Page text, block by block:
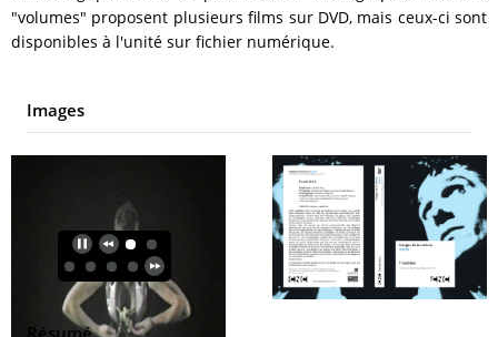
"volumes" proposent plusieurs films sur DVD, mais ceux-ci sont
disponibles à l'unité sur fichier numérique.
Images
Résumé